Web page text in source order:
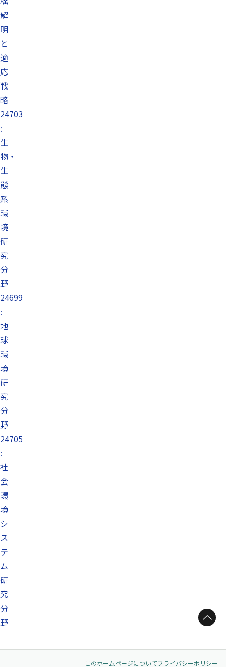
解
明
と
適
応
戦
略
24703
:
生
物・
生
態
系
環
境
研
究
分
野
24699
:
地
球
環
境
研
究
分
野
24705
:
社
会
環
境
シ
ス
テ
ム
研
究
分
野
ページトップへ
このホームページについてプライバシーポリシー